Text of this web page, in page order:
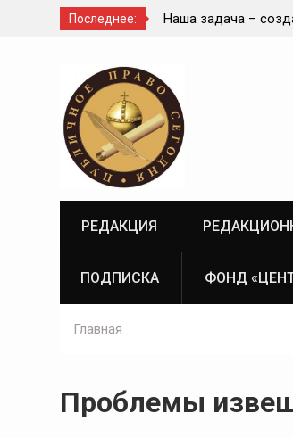
Последнее:
целое с
Наша задача –
содержимому
РЕДАКЦИЯ
ПОДПИСКА ФОНД
Главная
Проблемы